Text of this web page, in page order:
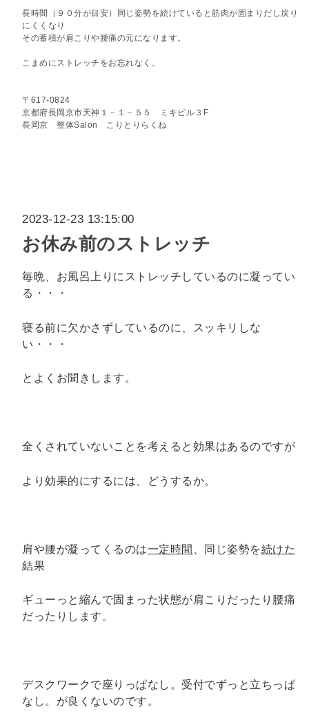
長時間（９０分が目安）同じ姿勢を続けていると筋肉が固まりだし戻り
にくくなり
その蓄積が肩こりや腰痛の元になります。
こまめにストレッチをお忘れなく。
〒617-0824
京都府長岡京市天神１－１－５５ ミキビル３F
長岡京 整体Salon こりとりらくね
2023-12-23 13:15:00
お休み前のストレッチ
毎晩、お風呂上りにストレッチしているのに凝ってい
る・・・
寝る前に欠かさずしているのに、スッキリしな
い・・・
とよくお聞きします。
全くされていないことを考えると効果はあるのですが
より効果的にするには、どうするか。
肩や腰が凝ってくるのは一定時間 、同じ姿勢を続けた
結果
ギューっと縮んで固まった状態が肩こりだったり腰痛
だったりします。
デスクワークで座りっぱなし。受付でずっと立ちっぱ
なし。が良くないのです。